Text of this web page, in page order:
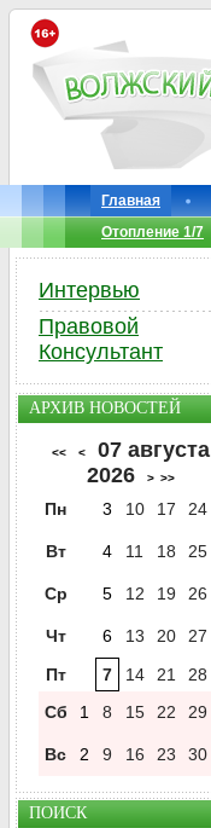
Главная
Отопление 1/7
Интервью
Правовой
Консультант
АРХИВ НОВОСТЕЙ
<< <
07 августа
2026
> >>
Пн 3 10 17 24
Вт 4 11 18 25
Ср 5 12 19 26
Чт 6 13 20
27
Пт
7 14 21
28
Сб
1 8 15 22 29
Вс 2 9 16 23 30
ПОИСК